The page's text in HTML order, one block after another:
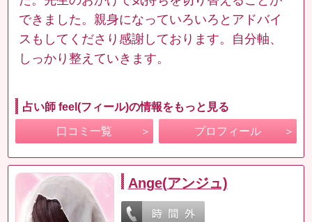
できました。親身になっていろいろとアドバイ
スもしてくださり感謝しております。自分軸、
しっかり整えていきます。
占い師 feel(フィール)の情報をもっと見る
口コミ一覧 プロフィール
Ange(アンジュ)